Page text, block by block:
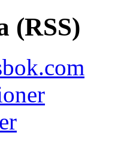
(RSS)